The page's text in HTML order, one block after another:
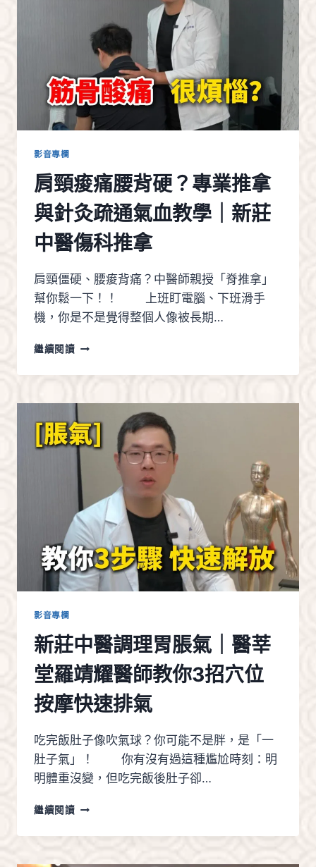
咳
醒
是
胃
流！
中
醫
調
理
改
脾
胃
與
食
影音專欄
肩頸痠痛腰背硬？專業推拿
與針灸疏通氣血教學｜新莊
中醫傷科推拿
肩頸僵硬、腰痠背痛？中醫師親授「脊推拿」
幫你鬆一下！！ 上班盯電腦、下班滑手
機，你是不是覺得整個人像被長期…
繼續閱讀肩
痠
腰
背
硬？
專
業
推
拿
與
針
灸
疏
通
氣
｜
新
莊
中
醫
傷
推
影音專欄
新莊中醫調理胃脹氣｜醫莘
堂羅靖耀醫師教你3招穴位
按摩快速排氣
吃完飯肚子像吹氣球？你可能不是胖，是「一
肚子氣」！ 你有沒有過這種尷尬時刻：明
明體重沒變，但吃完飯後肚子卻…
繼續閱讀新
中